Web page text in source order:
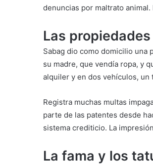
denuncias por maltrato
Las
Sabag dio como domicilio una
su madre, que vendía ropa, y
alquiler y en dos vehículos, un
Registra muchas multas
parte de las patentes desde
sistema crediticio. La
La fama y los